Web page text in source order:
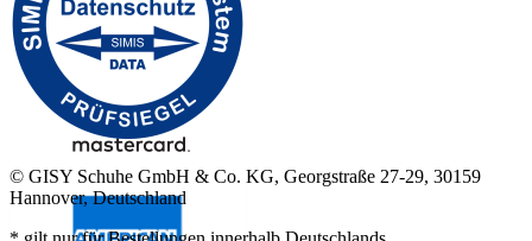
© GISY Schuhe GmbH & Co. KG, Georgstraße 27-29, 30159
Hannover, Deutschland